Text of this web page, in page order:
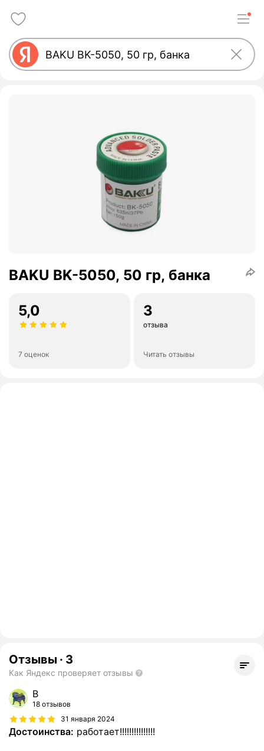
BAKU BK-5050, 50 гр, банка
5,0
7 оценок
3
отзыва
Читать отзывы
Отзывы · 3
Как Яндекс проверяет отзывы
В
18 отзывов
31 января 2024
Достоинства: работает!!!!!!!!!!!!!!!